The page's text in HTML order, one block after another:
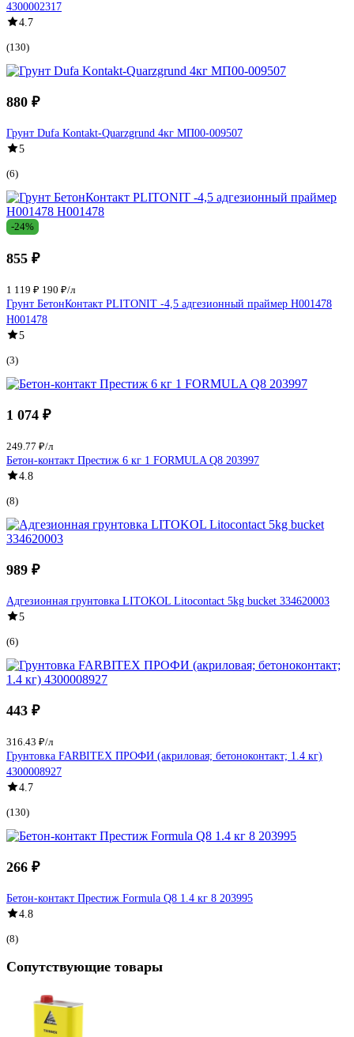
4300002317
4.7
(130)
880 ₽
Грунт Dufa Kontakt-Quarzgrund 4кг МП00-009507
5
(6)
-24%
855 ₽
1 119 ₽ 190 ₽/л
Грунт БетонКонтакт PLITONIT -4,5 адгезионный праймер H001478
Н001478
5
(3)
1 074 ₽
249.77 ₽/л
Бетон-контакт Престиж 6 кг 1 FORMULA Q8 203997
4.8
(8)
989 ₽
Адгезионная грунтовка LITOKOL Litocontact 5kg bucket 334620003
5
(6)
443 ₽
316.43 ₽/л
Грунтовка FARBITEX ПРОФИ (акриловая; бетоноконтакт; 1.4 кг)
4300008927
4.7
(130)
266 ₽
Бетон-контакт Престиж Formula Q8 1.4 кг 8 203995
4.8
(8)
Сопутствующие товары